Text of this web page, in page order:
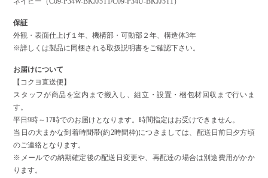
保証
外観・表面仕上げ１年、機構部・可動部２年、構造体3年
※詳しくは製品に同梱される取扱説明書をご確認下さい。
お届けについて
【コクヨ直送便】
スタッフが商品を室内まで搬入し、組立・設置・梱包材回収まで行いま
す。
平日9時～17時でのお届けとなります。時間指定はお受けできません。
当日の大まかな到着時間帯(約2時間枠)につきましては、配送日前日夕方頃
のご連絡となります。
※メールでの納期確定後の配送日変更や、再配達の場合は別途費用がかか
ります。